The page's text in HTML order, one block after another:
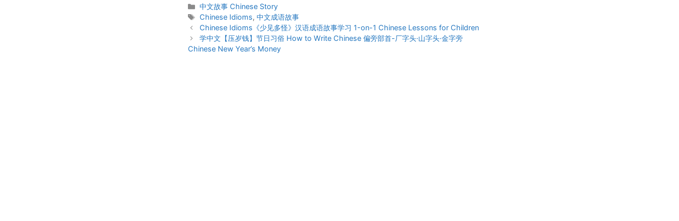
Categories
中文故事 Chinese Story
Tags
Chinese Idioms,中文成语故事
Post
navigation
Chinese Idioms《少见多怪》汉语成语故事学习 1-on-1 Chinese Lessons for Children
学中文【压岁钱】节日习俗 How to Write Chinese 偏旁部首-厂字头·山字头·金字旁
Chinese New Year’s Money